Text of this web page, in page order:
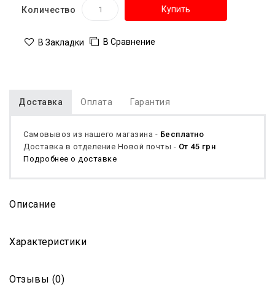
Количество Купить
В Закладки В Сравнение
Доставка Оплата Гарантия
Самовывоз из нашего магазина - Бесплатно
Доставка в отделение Новой почты - От 45 грн
Подробнее о доставке
Описание
Характеристики
Отзывы (0)